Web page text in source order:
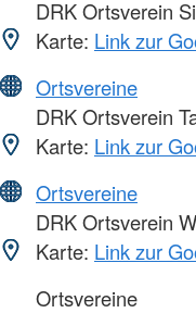
DRK Ortsverein
Karte: Link zur
Ortsvereine
DRK Ortsverein
Karte: Link zur
Ortsvereine
DRK Ortsverein
Karte: Link zur
Ortsvereine